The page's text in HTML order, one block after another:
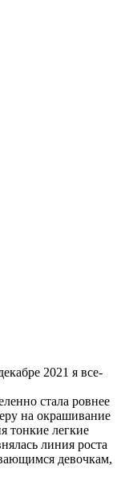
2021 я все-
стала ровнее
на окрашивание
тонкие легкие
линия роста
девочкам,